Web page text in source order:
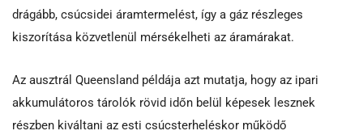
drágább, csúcsidei áramtermelést, így a gáz részleges
kiszorítása közvetlenül mérsékelheti az áramárakat.
Az ausztrál Queensland példája azt mutatja, hogy az ipari
akkumulátoros tárolók rövid időn belül képesek lesznek
részben kiváltani az esti csúcsterheléskor működő